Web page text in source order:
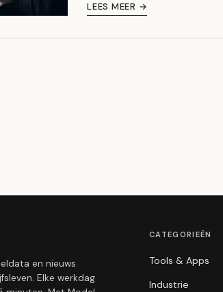
LEES MEER →
en nieuws
Elke werkdag
CATEGORIEËN
Tools & Apps
Industrie